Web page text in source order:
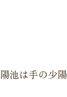
陽池は手の少